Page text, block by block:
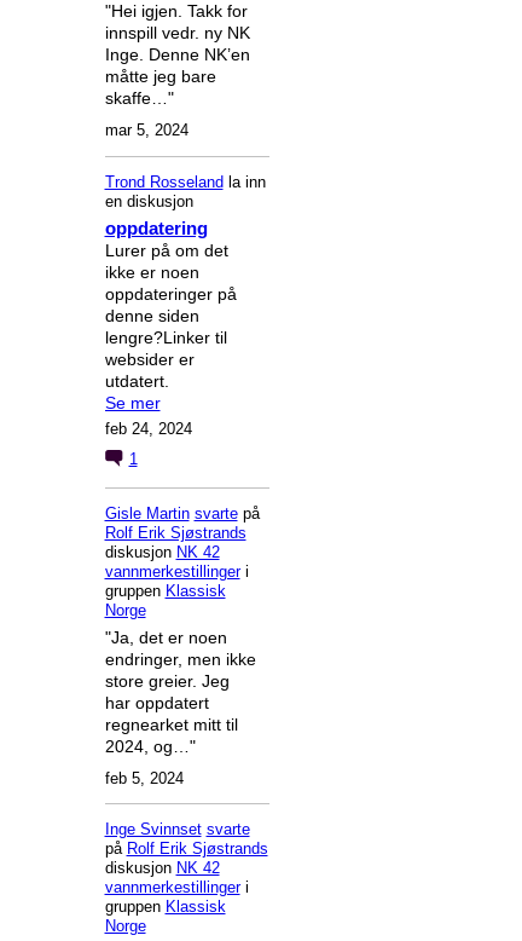
"Hei igjen. Takk for
innspill vedr. ny NK
Inge. Denne NK’en
måtte jeg bare
skaffe…"
mar 5, 2024
Trond Rosseland la inn
en diskusjon
oppdatering
Lurer på om det
ikke er noen
oppdateringer på
denne siden
lengre?Linker til
websider er
utdatert.
Se mer
feb 24, 2024
1
Gisle Martin svartepå
Rolf Erik Sjøstrands
diskusjon NK 42
vannmerkestillingeri
gruppen Klassisk
Norge
"Ja, det er noen
endringer, men ikke
store greier. Jeg
har oppdatert
regnearket mitt til
2024, og…"
feb 5, 2024
Inge Svinnset svarte
på Rolf Erik Sjøstrands
diskusjon NK 42
vannmerkestillingeri
gruppen Klassisk
Norge